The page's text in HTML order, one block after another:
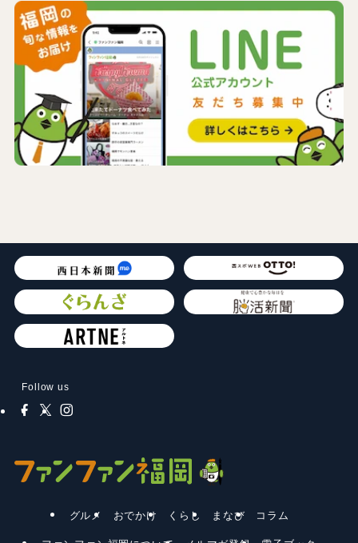
Follow us
グルメ おでかけ くらし まなび コラム